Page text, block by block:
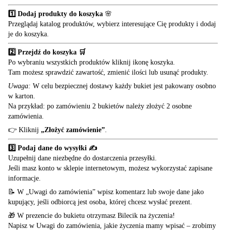
1️⃣ Dodaj produkty do koszyka 🌸
Przeglądaj katalog produktów, wybierz interesujące Cię produkty i dodaj
je do koszyka.
2️⃣ Przejdź do koszyka 🛒
Po wybraniu wszystkich produktów kliknij ikonę koszyka.
Tam możesz sprawdzić zawartość, zmienić ilości lub usunąć produkty.
Uwaga: W celu bezpiecznej dostawy każdy bukiet jest pakowany osobno
w karton.
Na przykład: po zamówieniu 2 bukietów należy złożyć 2 osobne
zamówienia.
👉 Kliknij „Złożyć zamówienie”
3️⃣ Podaj dane do wysyłki ✍️
Uzupełnij dane niezbędne do dostarczenia przesyłki.
Jeśli masz konto w sklepie internetowym, możesz wykorzystać zapisane
informacje.
📝 W „Uwagi do zamówienia” wpisz komentarz lub swoje dane jako
kupujący, jeśli odbiorcą jest osoba, której chcesz wysłać prezent.
🎁 W prezencie do bukietu otrzymasz Bilecik na życzenia!
Napisz w Uwagi do zamówienia, jakie życzenia mamy wpisać – zrobimy